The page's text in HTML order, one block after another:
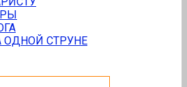
СТРУНЕ